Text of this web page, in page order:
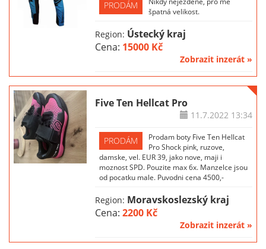
PRODÁM
špatná velikost.
Region: Ústecký kraj
Cena: 15000 Kč
Zobrazit inzerát »
Five Ten Hellcat Pro
11.7.202213:34
PRODÁM
Prodam boty Five Ten Hellcat
Pro Shock pink, ruzove,
damske, vel. EUR 39, jako nove, maji i
moznost SPD. Pouzite max 6x. Manzelce jsou
od pocatku male. Puvodni cena 4500,-
Region: Moravskoslezský kraj
Cena:2200 Kč
Zobrazit inzerát »